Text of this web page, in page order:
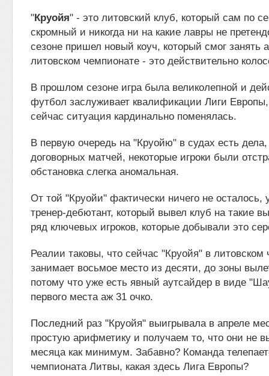
"Круойя" - это литовский клуб, который сам по
скромный и никогда ни на какие лавры не
сезоне пришел новый коуч, который смог занять
литовском чемпионате - это действительно
В прошлом сезоне игра была великолепной и
футбол заслуживает квалификации Лиги
сейчас ситуация кардинально поменялась.
В первую очередь на "Круойю" в судах есть
договорных матчей, некоторые игроки были
обстановка слегка аномальная.
От той "Круойи" фактически ничего не осталось,
тренер-дебютант, который вывел клуб на такие
ряд ключевых игроков, которые добывали это
Реалии таковы, что сейчас "Круойя" в литовском
занимает восьмое место из десяти, до зоны
потому что уже есть явный аутсайдер в виде
первого места аж 31 очко.
Последний раз "Круойя" выигрывала в апреле
простую арифметику и получаем то, что они не
месяца как минимум. Забавно? Команда
чемпионата Литвы, какая здесь Лига Европы?